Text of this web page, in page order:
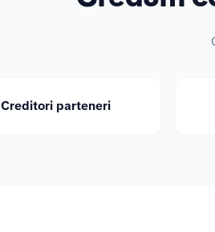
Creditori parteneri